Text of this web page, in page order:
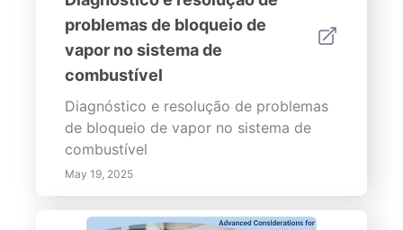
problemas de bloqueio de
vapor no sistema de
combustível
Diagnóstico e resolução de problemas
de bloqueio de vapor no sistema de
combustível
May 19, 2025